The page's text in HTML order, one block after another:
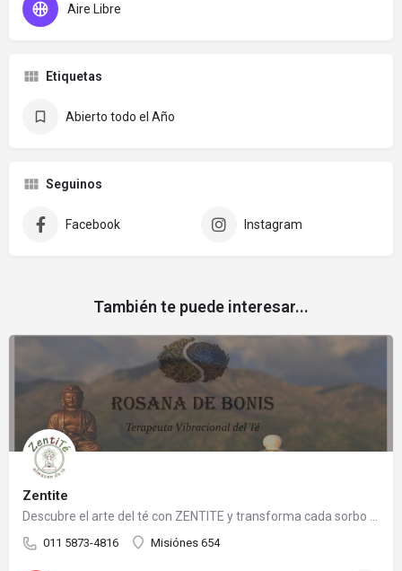
Aire Libre
Etiquetas
Abierto todo el Año
Seguinos
Facebook Instagram
También te puede interesar...
Zentite
011 5873-4816 Misiónes 654